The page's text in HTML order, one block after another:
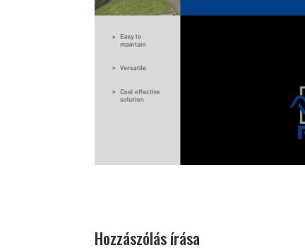
Hozzászólás írása